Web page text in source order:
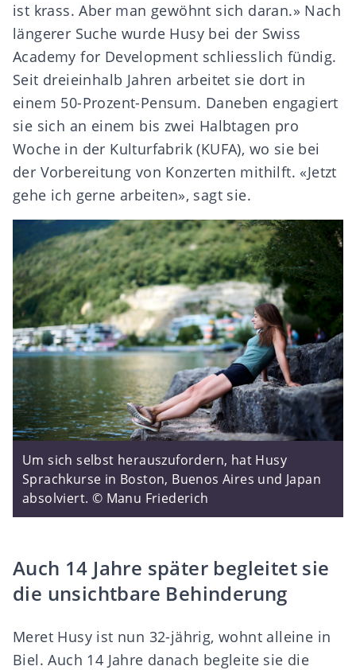
ist krass. Aber man gewöhnt sich daran.» Nach
längerer Suche wurde Husy bei der Swiss
Academy for Development schliesslich fündig.
Seit dreieinhalb Jahren arbeitet sie dort in
einem 50-Prozent-Pensum. Daneben engagiert
sie sich an einem bis zwei Halbtagen pro
Woche in der Kulturfabrik (KUFA), wo sie bei
der Vorbereitung von Konzerten mithilft. «Jetzt
gehe ich gerne arbeiten», sagt sie.
Um sich selbst herauszufordern, hat Husy
Sprachkurse in Boston, Buenos Aires und Japan
absolviert. © Manu Friederich
Auch 14 Jahre später begleitet sie
die unsichtbare Behinderung
Meret Husy ist nun 32-jährig, wohnt alleine in
Biel. Auch 14 Jahre danach begleite sie die